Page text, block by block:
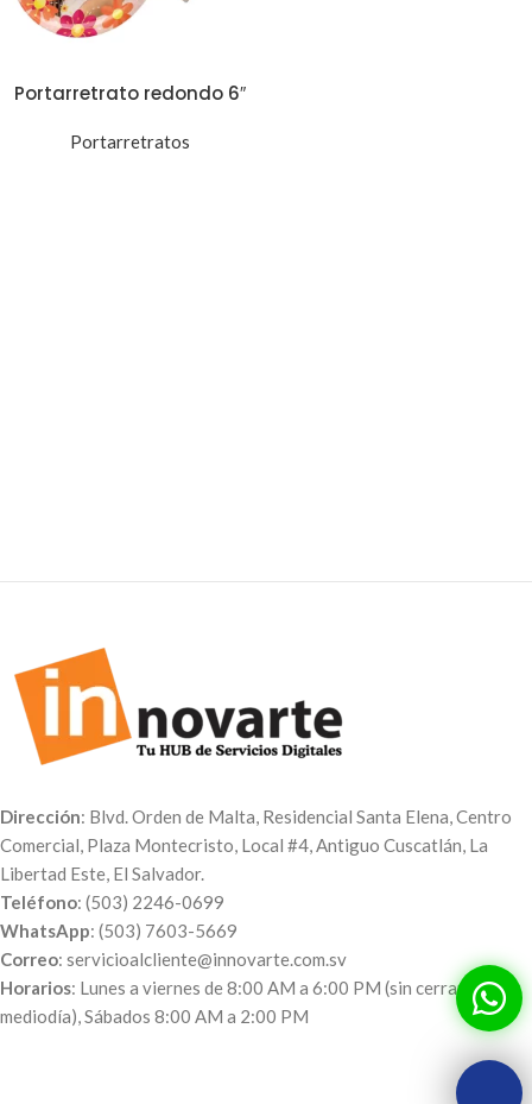
Portarretrato redondo 6″
Portarretratos
Dirección: Blvd. Orden de Malta, Residencial Santa Elena, Centro
Comercial, Plaza Montecristo, Local #4, Antiguo Cuscatlán, La
Libertad Este, El Salvador.
Teléfono: (503) 2246-0699
WhatsApp: (503) 7603-5669
Correo: servicioalcliente@innovarte.com.sv
Horarios: Lunes a viernes de 8:00 AM a 6:00 PM (sin cerrar al
mediodía), Sábados 8:00 AM a 2:00 PM